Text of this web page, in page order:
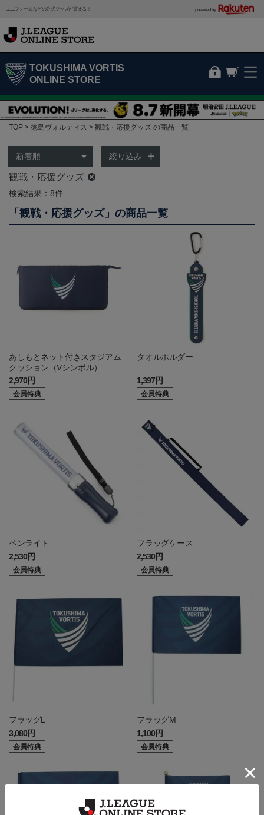
ユニフォームなどの公式グッズが買える！ powered by
TOKUSHIMA VORTIS
ONLINE STORE
TOP 徳島ヴォルティス 観戦・応援グッズ の商品一覧
絞り込み
観戦・応援グッズ
検索結果：8件
「観戦・応援グッズ」の商品一覧
あしもとネット付きスタジアム
クッション（Vシンボル）
2,970円
会員特典
タオルホルダー
1,397円
会員特典
ペンライト
2,530円
会員特典
フラッグケース
2,530円
会員特典
フラッグL
3,080円
会員特典
フラッグM
1,100円
会員特典